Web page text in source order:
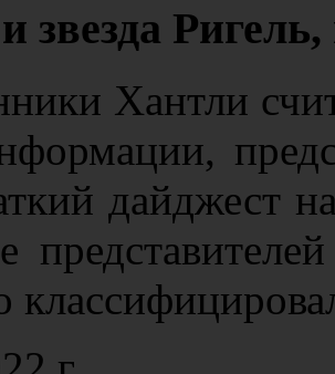
звезда
Хантли
дайджест